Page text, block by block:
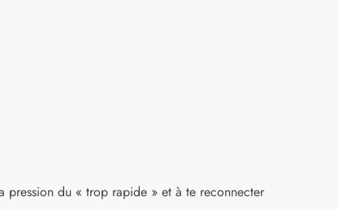
pression du « trop rapide » et à te reconnecter